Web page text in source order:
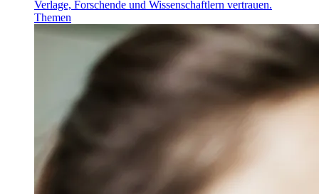
Verlage, Forschende und Wissenschaftlern vertrauen.
Themen